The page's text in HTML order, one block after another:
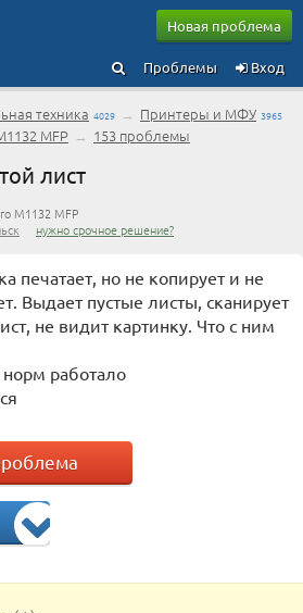
Новая проблема
Вход
Проблемы
техника 4029 → Принтеры и МФУ 3965
MFP → 153 проблемы
лист
M1132 MFP
нужно срочное решение?
печатает, но не копирует и не
Выдает пустые листы, сканирует
не видит картинку. Что с ним
норм работало